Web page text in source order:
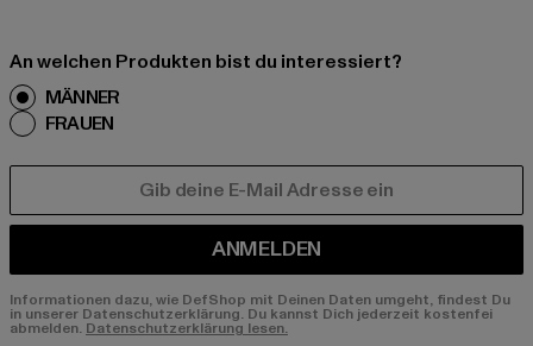
An welchen Produkten bist du interessiert?
MÄNNER
FRAUEN
ANMELDEN
Informationen dazu, wie DefShop mit Deinen Daten umgeht, findest Du
in unserer Datenschutzerklärung. Du kannst Dich jederzeit kostenfei
abmelden. Datenschutzerklärung lesen.